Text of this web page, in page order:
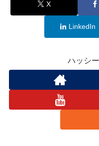
X
LinkedIn
ハッシ